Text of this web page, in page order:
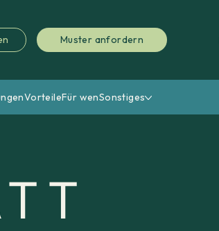
Muster anfordern
VorteileFür wenSonstiges